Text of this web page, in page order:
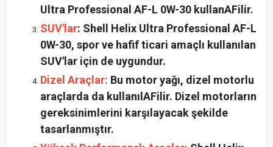
Ultra Professional AF-L 0W-30 kullanAFilir.
SUV'lar: Shell Helix Ultra Professional AF-L
0W-30, spor ve hafif ticari amaçlı kullanılan
SUV'lar için de uygundur.
Dizel Araçlar: Bu motor yağı, dizel motorlu
araçlarda da kullanılAFilir. Dizel motorların
gereksinimlerini karşılayacak şekilde
tasarlanmıştır.